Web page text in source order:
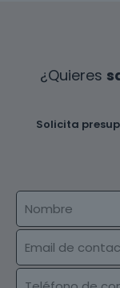
¿Quieres
Solicita